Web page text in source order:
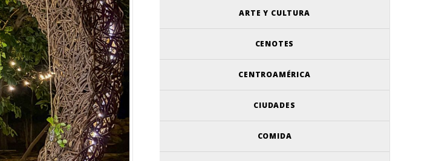
ARTE Y CULTURA
CENOTES
CENTROAMÉRICA
CIUDADES
COMIDA